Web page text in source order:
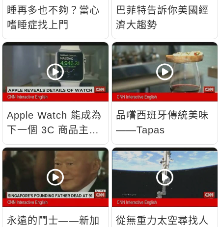
睡再多也不夠？當心
嗜睡症找上門
巴菲特告訴你美國經
濟大趨勢
Apple Watch 能成為
下一個 3C 商品主
流？
品嚐西班牙傳統美味
——Tapas
永遠的鬥士——新加
從無重力太空尋找人